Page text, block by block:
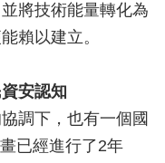
將技術能量轉化為
賴以建立。
安認知
調下，也有一個國
已經進行了2年